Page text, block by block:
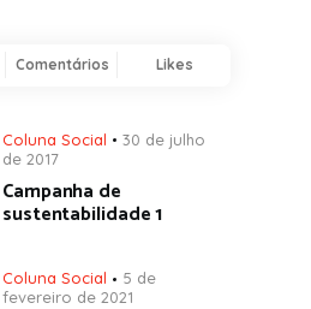
Comentários Likes
Coluna Social
30 de julho
de 2017
Campanha de
sustentabilidade 1
Coluna Social
5 de
fevereiro de 2021